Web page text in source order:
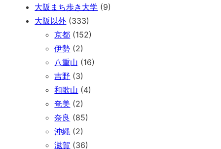
大阪まち歩き大学 (9)
大阪以外 (333)
京都 (152)
伊勢 (2)
八重山 (16)
吉野 (3)
和歌山 (4)
奄美 (2)
奈良 (85)
沖縄 (2)
滋賀 (36)